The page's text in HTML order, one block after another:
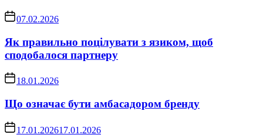
07.02.2026
Як правильно поцілувати з язиком, щоб
сподобалося партнеру
18.01.2026
Що означає бути амбасадором бренду
17.01.202617.01.2026